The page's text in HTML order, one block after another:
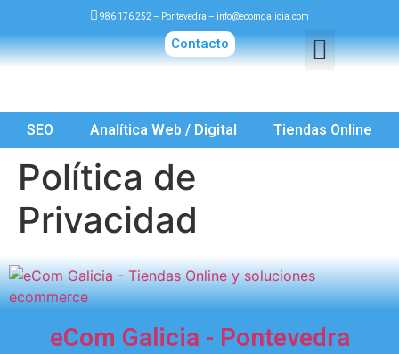
986 176 252 – Pontevedra – info@ecomgalicia.com
Contacto
SEO Analítica Web / Digital Tiendas Online
Política de
Privacidad
eCom Galicia - Pontevedra